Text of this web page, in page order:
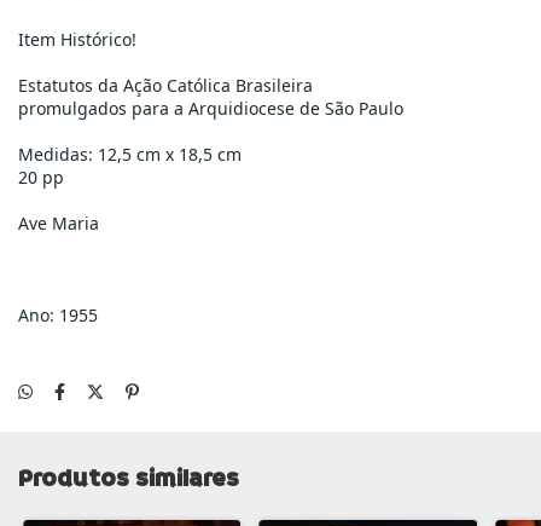
Item Histórico!
Estatutos da Ação Católica Brasileira
promulgados para a Arquidiocese de São Paulo
Medidas: 12,5 cm x 18,5 cm
20 pp
Ave Maria
Ano: 1955
Produtos similares